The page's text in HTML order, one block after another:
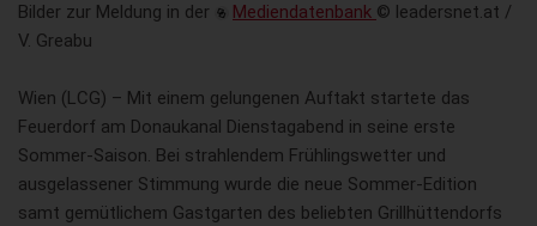
Bilder zur Meldung in der
Mediendatenbank © leadersnet.at /
V. Greabu
Wien (LCG) – Mit einem gelungenen Auftakt startete das
Feuerdorf am Donaukanal Dienstagabend in seine erste
Sommer-Saison. Bei strahlendem Frühlingswetter und
ausgelassener Stimmung wurde die neue Sommer-Edition
samt gemütlichem Gastgarten des beliebten Grillhüttendorfs